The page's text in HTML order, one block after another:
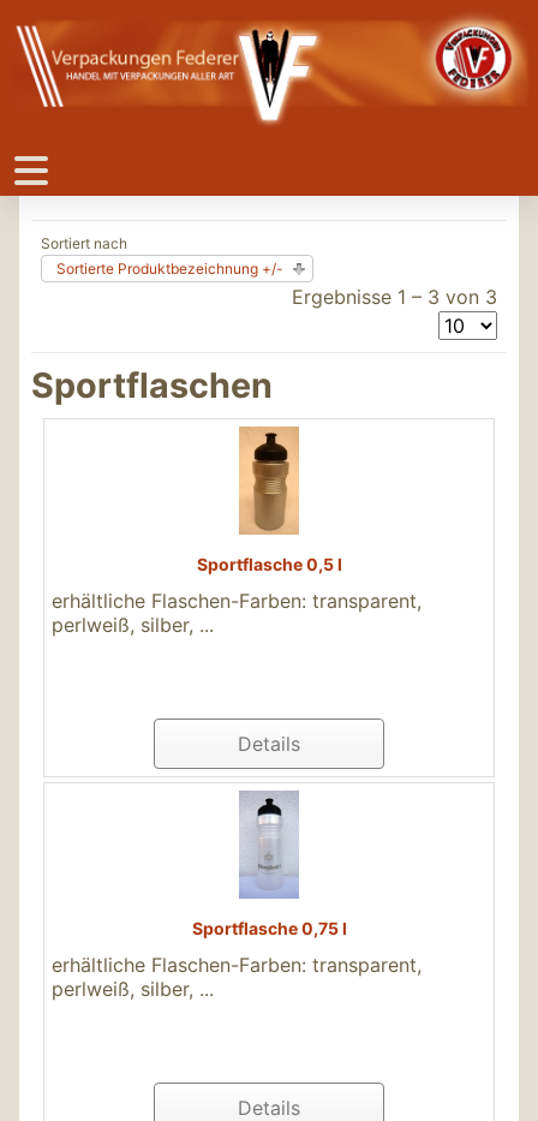
Sortiert nach
Sortierte Produktbezeichnung +/-
Ergebnisse 1 – 3 von 3
Sportflaschen
Sportflasche 0,5 l
erhältliche Flaschen-Farben: transparent,
perlweiß, silber, ...
Details
Sportflasche 0,75 l
erhältliche Flaschen-Farben: transparent,
perlweiß, silber, ...
Details